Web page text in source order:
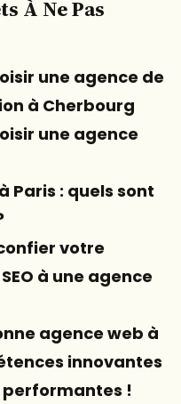
À Ne Pas
une agence de
à Cherbourg
une agence
Paris : quels sont
votre
à une agence
agence web à
innovantes
!